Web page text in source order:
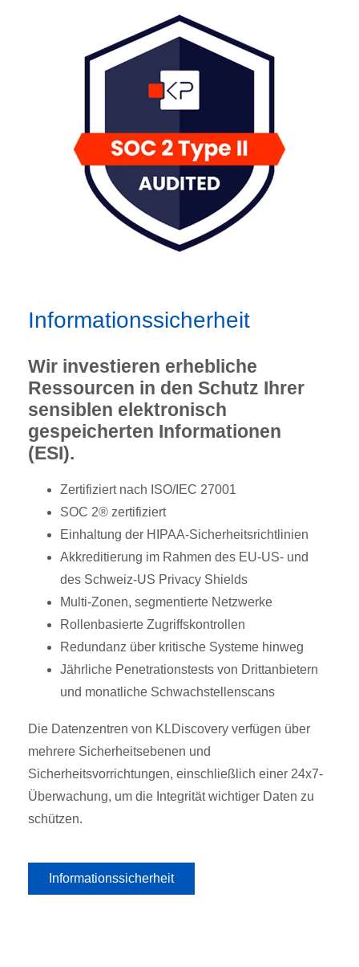
Informationssicherheit
Wir investieren erhebliche
Ressourcen in den Schutz Ihrer
sensiblen elektronisch
gespeicherten Informationen
(ESI).
Zertifiziert nach ISO/IEC 27001
SOC 2® zertifiziert
Einhaltung der HIPAA-Sicherheitsrichtlinien
Akkreditierung im Rahmen des EU-US- und
des Schweiz-US Privacy Shields
Multi-Zonen, segmentierte Netzwerke
Rollenbasierte Zugriffskontrollen
Redundanz über kritische Systeme hinweg
Jährliche Penetrationstests von Drittanbietern
und monatliche Schwachstellenscans
Die Datenzentren von KLDiscovery verfügen über
mehrere Sicherheitsebenen und
Sicherheitsvorrichtungen, einschließlich einer 24x7-
Überwachung, um die Integrität wichtiger Daten zu
schützen.
Informationssicherheit